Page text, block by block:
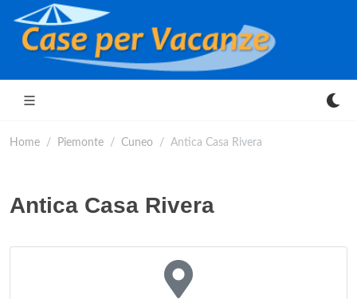
Home Piemonte Cuneo Antica Casa Rivera
Antica Casa Rivera